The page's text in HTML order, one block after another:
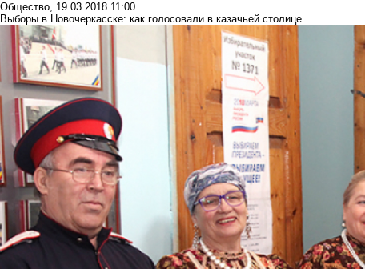
Общество, 19.03.2018 11:00
Выборы в Новочеркасске: как голосовали в казачьей столице